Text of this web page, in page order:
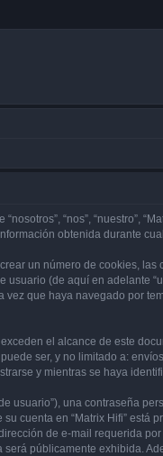
“nos”, “nuestro”,
obtenida durante
un número de cookies,
(de aquí en adelante
que haya navegado por
el alcance de este
ser, y no limitado a:
y mientras se haya
usuario”), una contraseña
cuenta en “Matrix Hifi”
de e-mail requerida
públicamente exhibida.